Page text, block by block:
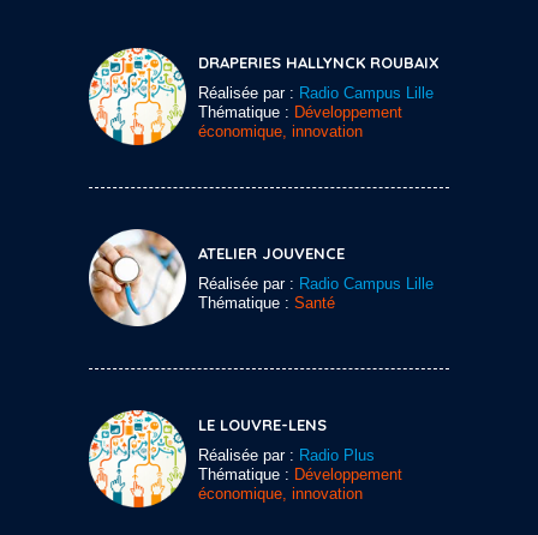
DRAPERIES HALLYNCK ROUBAIX
Réalisée par : Radio Campus Lille
Thématique : Développement
économique, innovation
ATELIER JOUVENCE
Réalisée par : Radio Campus Lille
Thématique : Santé
LE LOUVRE-LENS
Réalisée par : Radio Plus
Thématique : Développement
économique, innovation